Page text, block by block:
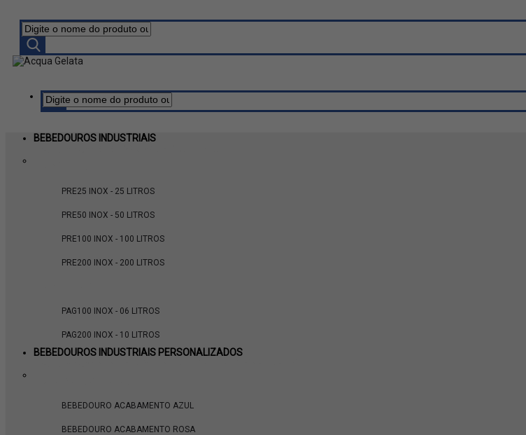
BEBEDOUROS INDUSTRIAIS
PRE25 INOX - 25 LITROS
PRE50 INOX - 50 LITROS
PRE100 INOX - 100 LITROS
PRE200 INOX - 200 LITROS
PAG100 INOX - 06 LITROS
PAG200 INOX - 10 LITROS
BEBEDOUROS INDUSTRIAIS PERSONALIZADOS
BEBEDOURO ACABAMENTO AZUL
BEBEDOURO ACABAMENTO ROSA